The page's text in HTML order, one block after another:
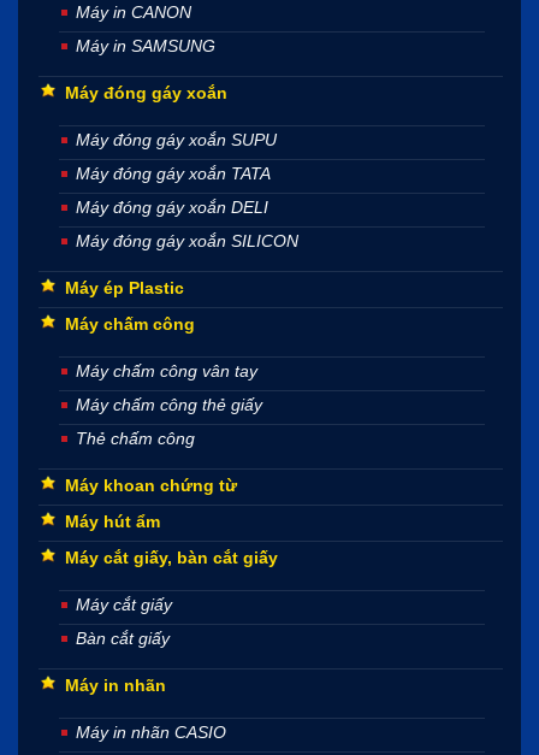
Máy in CANON
Máy in SAMSUNG
Máy đóng gáy xoắn
Máy đóng gáy xoắn SUPU
Máy đóng gáy xoắn TATA
Máy đóng gáy xoắn DELI
Máy đóng gáy xoắn SILICON
Máy ép Plastic
Máy chấm công
Máy chấm công vân tay
Máy chấm công thẻ giấy
Thẻ chấm công
Máy khoan chứng từ
Máy hút ẩm
Máy cắt giấy, bàn cắt giấy
Máy cắt giấy
Bàn cắt giấy
Máy in nhãn
Máy in nhãn CASIO